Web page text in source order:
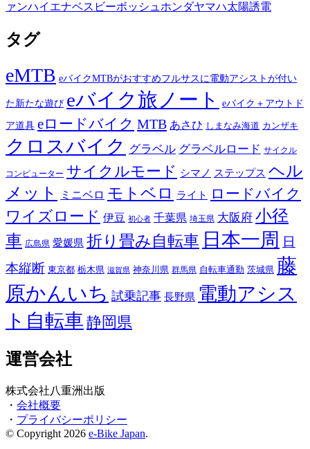
ァンハイエナベスビーボッシュ ホンダヤマハ太陽誘電
タグ
eMTB eバイクMTBがおすすめフルサスに電動アシストが付い
た新たな遊び eバイク旅ノート
eバイク＋アウトド
ア道具 eロードバイク MTB あさひ しまなみ海道 カンザキ
クロスバイク グラベル グラベルロード サイクル
コンピューター サイクルモード シマノ ステップス ヘル
メット
ミニベロ モトベロ ライト
ロードバイク
ワイズロード 伊豆 初心者 千葉県 埼玉県 大阪府 小径
車 広島県 愛媛県 折り畳み自転車 日本一周 日
本縦断 東京都 栃木県 滋賀県 神奈川県 群馬県 自転車通勤 茨城県 藤
原かんいち 試乗記事 長野県 電動アシス
ト自転車 静岡県
運営会社
株式会社八重洲出版
・ 会社概要
・ プライバシーポリシー
© Copyright 2026 e-Bike Japan.